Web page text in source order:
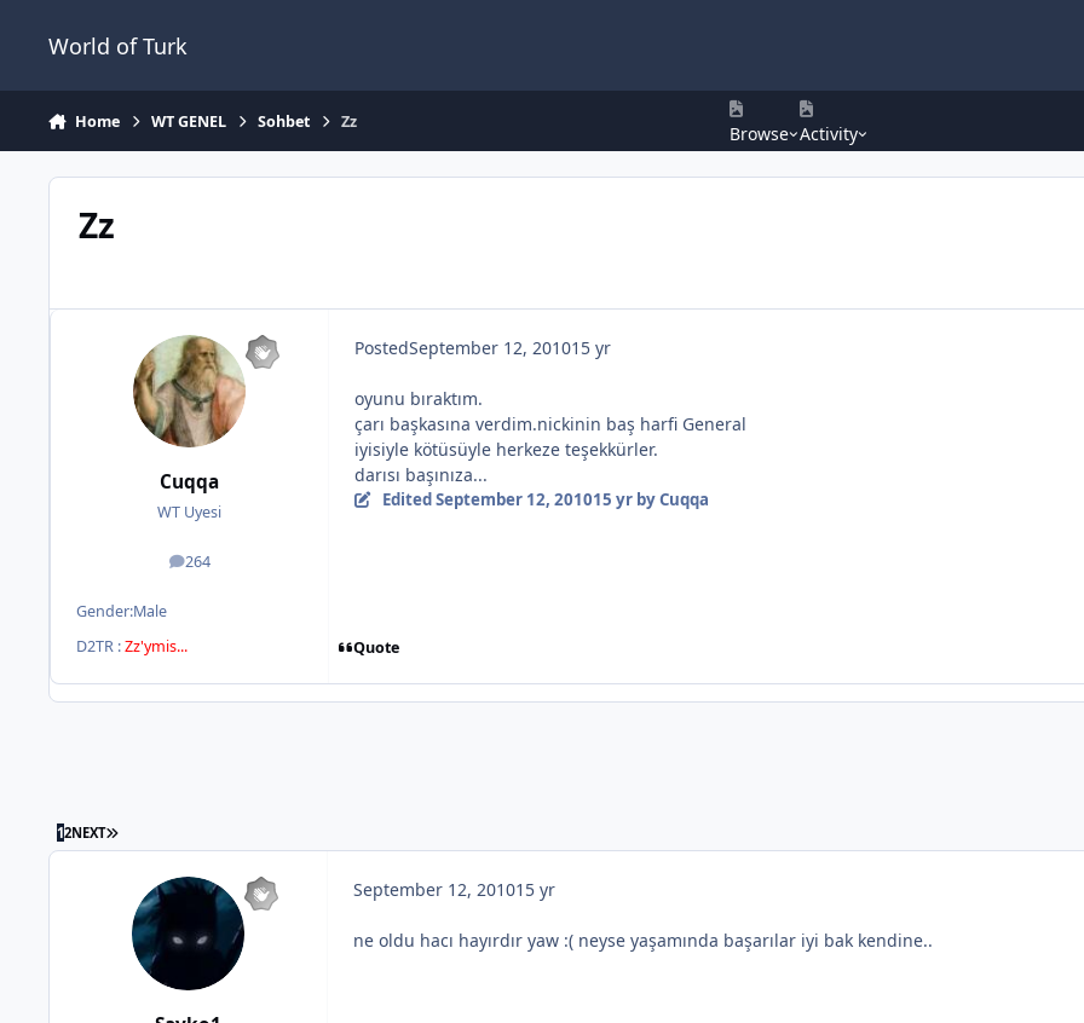
World of Turk
Home WT GENEL Sohbet Zz
Browse Activity
Zz
Cuqqa
WT Uyesi
264
posts
Gender:Male
D2TR :Zz'ymis...
PostedSeptember 12, 201015 yr
oyunu bıraktım.
çarı başkasına verdim.nickinin baş harfi General
iyisiyle kötüsüyle herkeze teşekkürler.
darısı başınıza...
EditedSeptember 12, 201015 yrby Cuqqa
Quote
12NEXT
September 12, 201015 yr
ne oldu hacı hayırdır yaw :( neyse yaşamında başarılar iyi bak kendine..